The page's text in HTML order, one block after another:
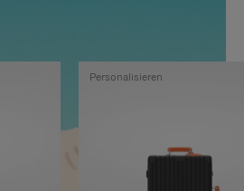
Personalisieren